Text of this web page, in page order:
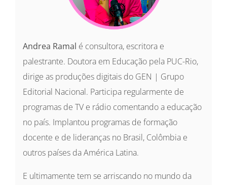
Andrea Ramal é consultora, escritora e
palestrante. Doutora em Educação pela PUC-Rio,
dirige as produções digitais do GEN | Grupo
Editorial Nacional. Participa regularmente de
programas de TV e rádio comentando a educação
no país. Implantou programas de formação
docente e de lideranças no Brasil, Colômbia e
outros países da América Latina.
E ultimamente tem se arriscando no mundo da